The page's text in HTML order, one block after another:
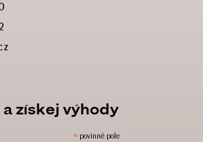
a získej výhody
* povinné pole